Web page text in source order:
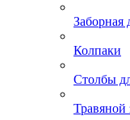
Колпаки
Столбы
Травяной